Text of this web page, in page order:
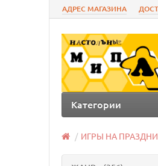
АДРЕС МАГАЗИНА
Категории
ИГРЫ НА